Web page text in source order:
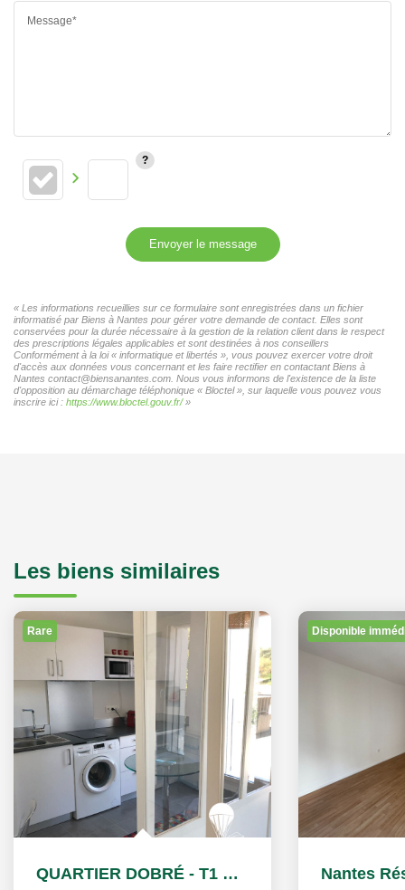
Message*
Envoyer le message
« Les informations recueillies sur ce formulaire sont enregistrées dans un fichier
informatisé par Biens à Nantes pour gérer votre demande de contact. Elles sont
conservées pour la durée nécessaire à la gestion de la relation client dans le respect
des prescriptions légales applicables et sont destinées à nos conseillers
Conformément à la loi « informatique et libertés », vous pouvez exercer votre droit
d'accès aux données vous concernant et les faire rectifier en contactant Biens à
Nantes contact@biensanantes.com. Nous vous informons de l'existence de la liste
d'opposition au démarchage téléphonique « Bloctel », sur laquelle vous pouvez vous
inscrire ici : https://www.bloctel.gouv.fr/»
Les biens similaires
Rare
QUARTIER DOBRÉ - T1 BIS meublé
Disponible